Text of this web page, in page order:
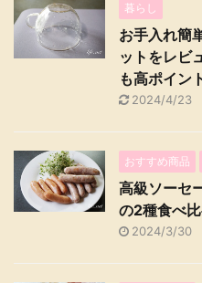
暮らし
お手入れ簡
ットをレビ
も高ポイン
2024/4/23
おすすめ商品
高級ソーセ
の2種食べ比
2024/3/30